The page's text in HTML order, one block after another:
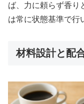
ば、力に頼らず香り
は常に状態基準で行
材料設計と配